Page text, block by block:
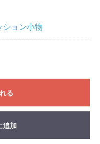
ション小物
る
追加